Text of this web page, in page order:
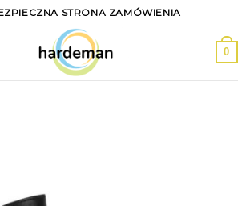
STRONA ZAMÓWIENIA
0